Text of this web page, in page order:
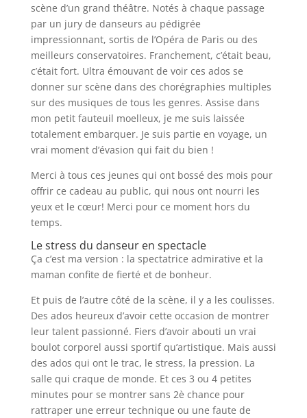
scène d’un grand théâtre. Notés à chaque passage
par un jury de danseurs au pédigrée
impressionnant, sortis de l’Opéra de Paris ou des
meilleurs conservatoires. Franchement, c’était beau,
c’était fort. Ultra émouvant de voir ces ados se
donner sur scène dans des chorégraphies multiples
sur des musiques de tous les genres. Assise dans
mon petit fauteuil moelleux, je me suis laissée
totalement embarquer. Je suis partie en voyage, un
vrai moment d’évasion qui fait du bien !
Merci à tous ces jeunes qui ont bossé des mois pour
offrir ce cadeau au public, qui nous ont nourri les
yeux et le cœur! Merci pour ce moment hors du
temps.
Le stress du danseur en spectacle
Ça c’est ma version : la spectatrice admirative et la
maman confite de fierté et de bonheur.
Et puis de l’autre côté de la scène, il y a les coulisses.
Des ados heureux d’avoir cette occasion de montrer
leur talent passionné. Fiers d’avoir abouti un vrai
boulot corporel aussi sportif qu’artistique. Mais aussi
des ados qui ont le trac, le stress, la pression. La
salle qui craque de monde. Et ces 3 ou 4 petites
minutes pour se montrer sans 2è chance pour
rattraper une erreur technique ou une faute de